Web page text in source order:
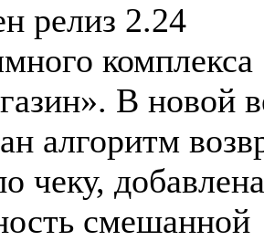
релиз 2.24
комплекса
В новой
алгоритм
чеку, добавлена
смешанной